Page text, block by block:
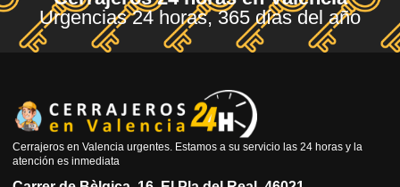
Urgencias 24 horas, 365 días del año
Cerrajeros en Valencia urgentes. Estamos a su servicio las 24 horas y la
atención es inmediata